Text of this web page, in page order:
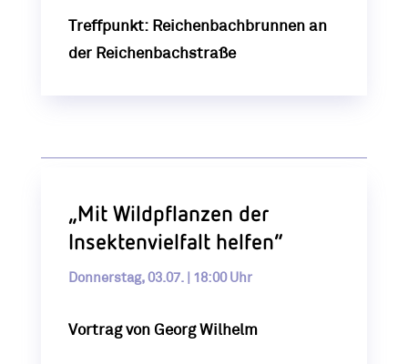
Treffpunkt: Reichenbachbrunnen an
der Reichenbachstraße
„Mit Wildpflanzen der
Insektenvielfalt helfen“
Donnerstag, 03.07. | 18:00 Uhr
Vortrag von Georg Wilhelm